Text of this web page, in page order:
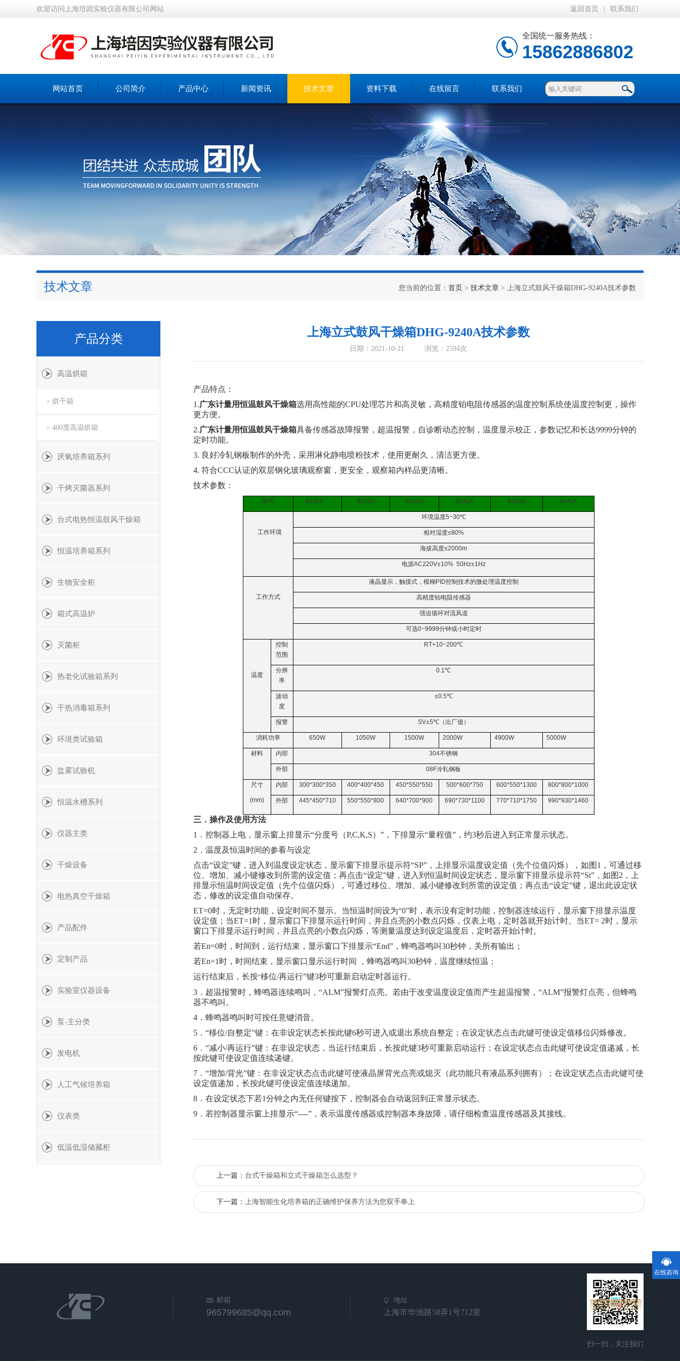
欢迎访问上海培因实验仪器有限公司网站 返回首页 联系我们
全国统一服务热线：
15862886802
网站首页 公司简介 产品中心 新闻资讯 技术文章 资料下载 在线留言 联系我们
技术文章 您当前的位置： 首页 > 技术文章 > 上海立式鼓风干燥箱DHG-9240A技术参数
上海立式鼓风干燥箱DHG-9240A技术参数
日期：2021-10-21 浏览：2594次
产品特点：
1.广东计量用恒温鼓风干燥箱选用高性能的CPU处理芯片和高灵敏，高精度铂电阻传感器的温度控制系统使温度控制更，操作
更方便。
2.广东计量用恒温鼓风干燥箱具备传感器故障报警，超温报警，自诊断动态控制，温度显示校正，参数记忆和长达9999分钟的
定时功能。
3. 良好冷轧钢板制作的外壳，采用淋化静电喷粉技术，使用更耐久，清洁更方便。
4. 符合CCC认证的双层钢化玻璃观察窗，更安全，观察箱内样品更清晰。
技术参数：
型号 9030A 9070A 9140A 9240A 9420A 9640A
工作环境
环境温度5~30℃
相对湿度≤80%
海拔高度≤2000m
电源AC220V±10% 50Hz±1Hz
工作方式
液晶显示，触摸式，模糊PID控制技术的微处理温度控制
高精度铂电阻传感器
强迫循环对流风道
可选0~9999分钟或小时定时
温度
控制
范围
RT+10~200℃
分辨
率
0.1℃
波动
度
±0.5℃
报警 SV±5℃（出厂值）
消耗功率 650W 1050W 1500W 2000W 4900W 5000W
材料 内部 304不锈钢
外部 08F冷轧钢板
尺寸
(mm)
内部 300*300*350 400*400*450 450*550*550 500*600*750 600*550*1300 800*800*1000
外部 445*450*710 550*550*800 640*700*900 690*730*1100 770*710*1750 990*930*1460
三．操作及使用方法
1．控制器上电，显示窗上排显示“分度号（P,C,K,S）”，下排显示“量程值”，约3秒后进入到正常显示状态。
2．温度及恒温时间的参看与设定
点击“设定”键，进入到温度设定状态，显示窗下排显示提示符“SP”，上排显示温度设定值（先个位值闪烁），如图1，可通过移
位、增加、减小键修改到所需的设定值；再点击“设定”键，进入到恒温时间设定状态，显示窗下排显示提示符“St”，如图2，上
排显示恒温时间设定值（先个位值闪烁），可通过移位、增加、减小键修改到所需的设定值；再点击“设定”键，退出此设定状
态，修改的设定值自动保存。
ET=0时，无定时功能，设定时间不显示。当恒温时间设为“0”时，表示没有定时功能，控制器连续运行，显示窗下排显示温度
设定值；当ET=1时，显示窗口下排显示运行时间，并且点亮的小数点闪烁，仪表上电，定时器就开始计时。当ET= 2时，显示
窗口下排显示运行时间，并且点亮的小数点闪烁，等测量温度达到设定温度后，定时器开始计时。
若En=0时，时间到，运行结束，显示窗口下排显示“End”，蜂鸣器鸣叫30秒钟，关所有输出；
若En=1时，时间结束，显示窗口显示运行时间 ，蜂鸣器鸣叫30秒钟，温度继续恒温；
运行结束后，长按“移位/再运行”键3秒可重新启动定时器运行。
3．超温报警时，蜂鸣器连续鸣叫，“ALM”报警灯点亮。若由于改变温度设定值而产生超温报警，“ALM”报警灯点亮，但蜂鸣
器不鸣叫。
4．蜂鸣器鸣叫时可按任意键消音。
5．“移位/自整定”键：在非设定状态长按此键6秒可进入或退出系统自整定；在设定状态点击此键可使设定值移位闪烁修改。
6．“减小/再运行”键：在非设定状态，当运行结束后，长按此键3秒可重新启动运行；在设定状态点击此键可使设定值递减，长
按此键可使设定值连续递键。
7．“增加/背光”键：在非设定状态点击此键可使液晶屏背光点亮或熄灭（此功能只有液晶系列拥有）；在设定状态点击此键可使
设定值递加，长按此键可使设定值连续递加。
8．在设定状态下若1分钟之内无任何键按下，控制器会自动返回到正常显示状态。
9．若控制器显示窗上排显示“----”，表示温度传感器或控制器本身故障，请仔细检查温度传感器及其接线。
上一篇： 台式干燥箱和立式干燥箱怎么选型？
下一篇： 上海智能生化培养箱的正确维护保养方法为您双手奉上
产品分类
高温烘箱
> 烘干箱
> 400度高温烘箱
厌氧培养箱系列
干烤灭菌器系列
台式电热恒温鼓风干燥箱
恒温培养箱系列
生物安全柜
箱式高温炉
灭菌柜
热老化试验箱系列
干热消毒箱系列
环境类试验箱
盐雾试验机
恒温水槽系列
仪器主类
干燥设备
电热真空干燥箱
产品配件
定制产品
实验室仪器设备
泵-主分类
发电机
人工气候培养箱
仪表类
低温低湿储藏柜
邮箱
965799685@qq.com
地址
上海市华池路58弄1号712室
扫一扫，关注我们
在线咨询